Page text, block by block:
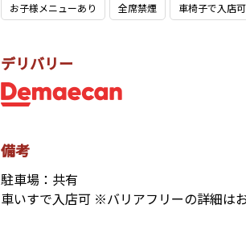
お子様メニューあり 全席禁煙 車椅子で入店可
デリバリー
備考
駐車場：共有
車いすで入店可 ※バリアフリーの詳細は